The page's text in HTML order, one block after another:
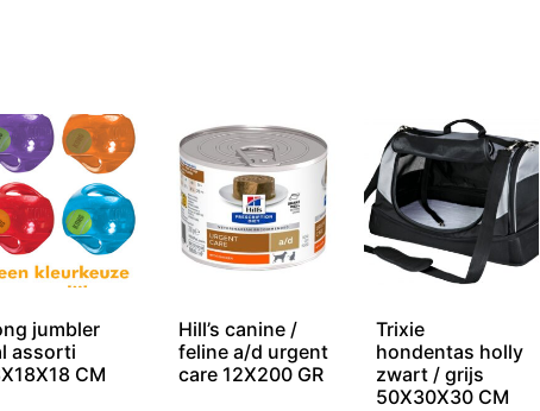
jumbler
assorti
CM
Hill’s canine /
feline a/d urgent
care 12X200 GR
Trixie
hondentas holly
zwart / grijs
50X30X30 CM